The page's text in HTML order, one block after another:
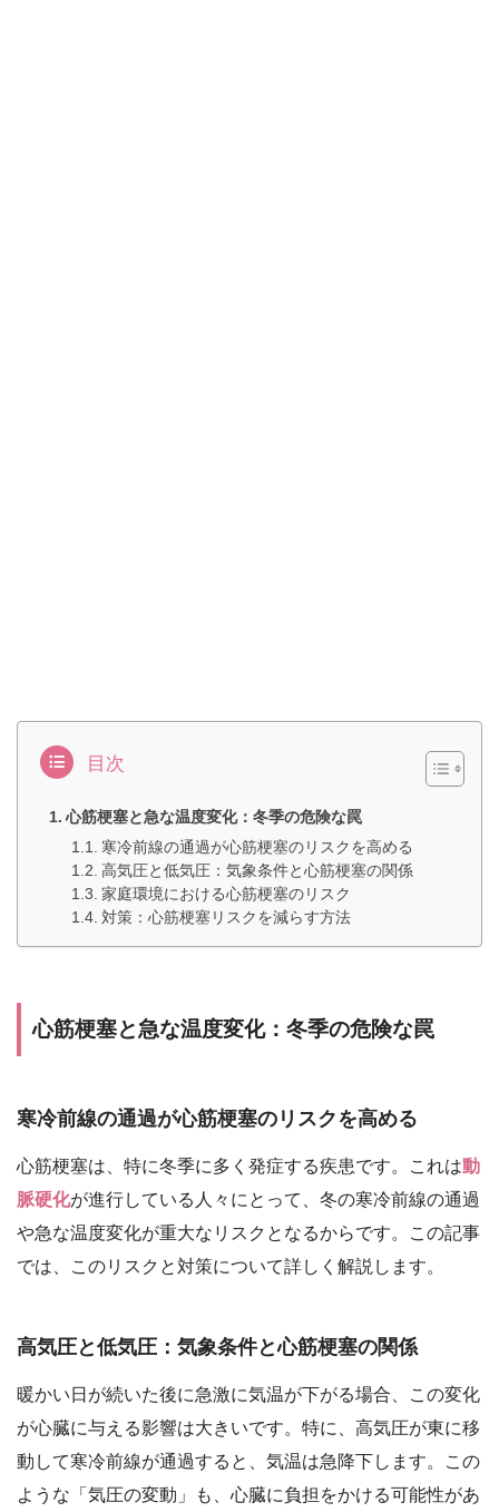
目次
心筋梗塞と急な温度変化：冬季の危険な罠
寒冷前線の通過が心筋梗塞のリスクを高める
高気圧と低気圧：気象条件と心筋梗塞の関係
家庭環境における心筋梗塞のリスク
対策：心筋梗塞リスクを減らす方法
心筋梗塞と急な温度変化：冬季の危険な罠
寒冷前線の通過が心筋梗塞のリスクを高める
心筋梗塞は、特に冬季に多く発症する疾患です。これは動
脈硬化が進行している人々にとって、冬の寒冷前線の通過
や急な温度変化が重大なリスクとなるからです。この記事
では、このリスクと対策について詳しく解説します。
高気圧と低気圧：気象条件と心筋梗塞の関係
暖かい日が続いた後に急激に気温が下がる場合、この変化
が心臓に与える影響は大きいです。特に、高気圧が東に移
動して寒冷前線が通過すると、気温は急降下します。この
ような「気圧の変動」も、心臓に負担をかける可能性があ